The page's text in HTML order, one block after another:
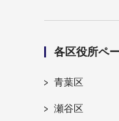
各区役所ペ
青葉区
瀬谷区